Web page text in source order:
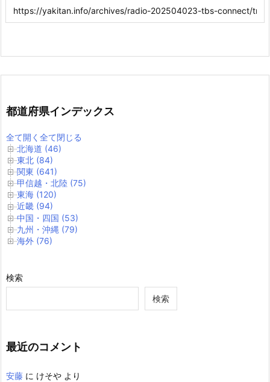
都道府県インデックス
全て開く 全て閉じる
北海道 (46)
東北 (84)
関東 (641)
甲信越・北陸 (75)
東海 (120)
近畿 (94)
中国・四国 (53)
九州・沖縄 (79)
海外 (76)
検索
検索
最近のコメント
安藤 に けそや より